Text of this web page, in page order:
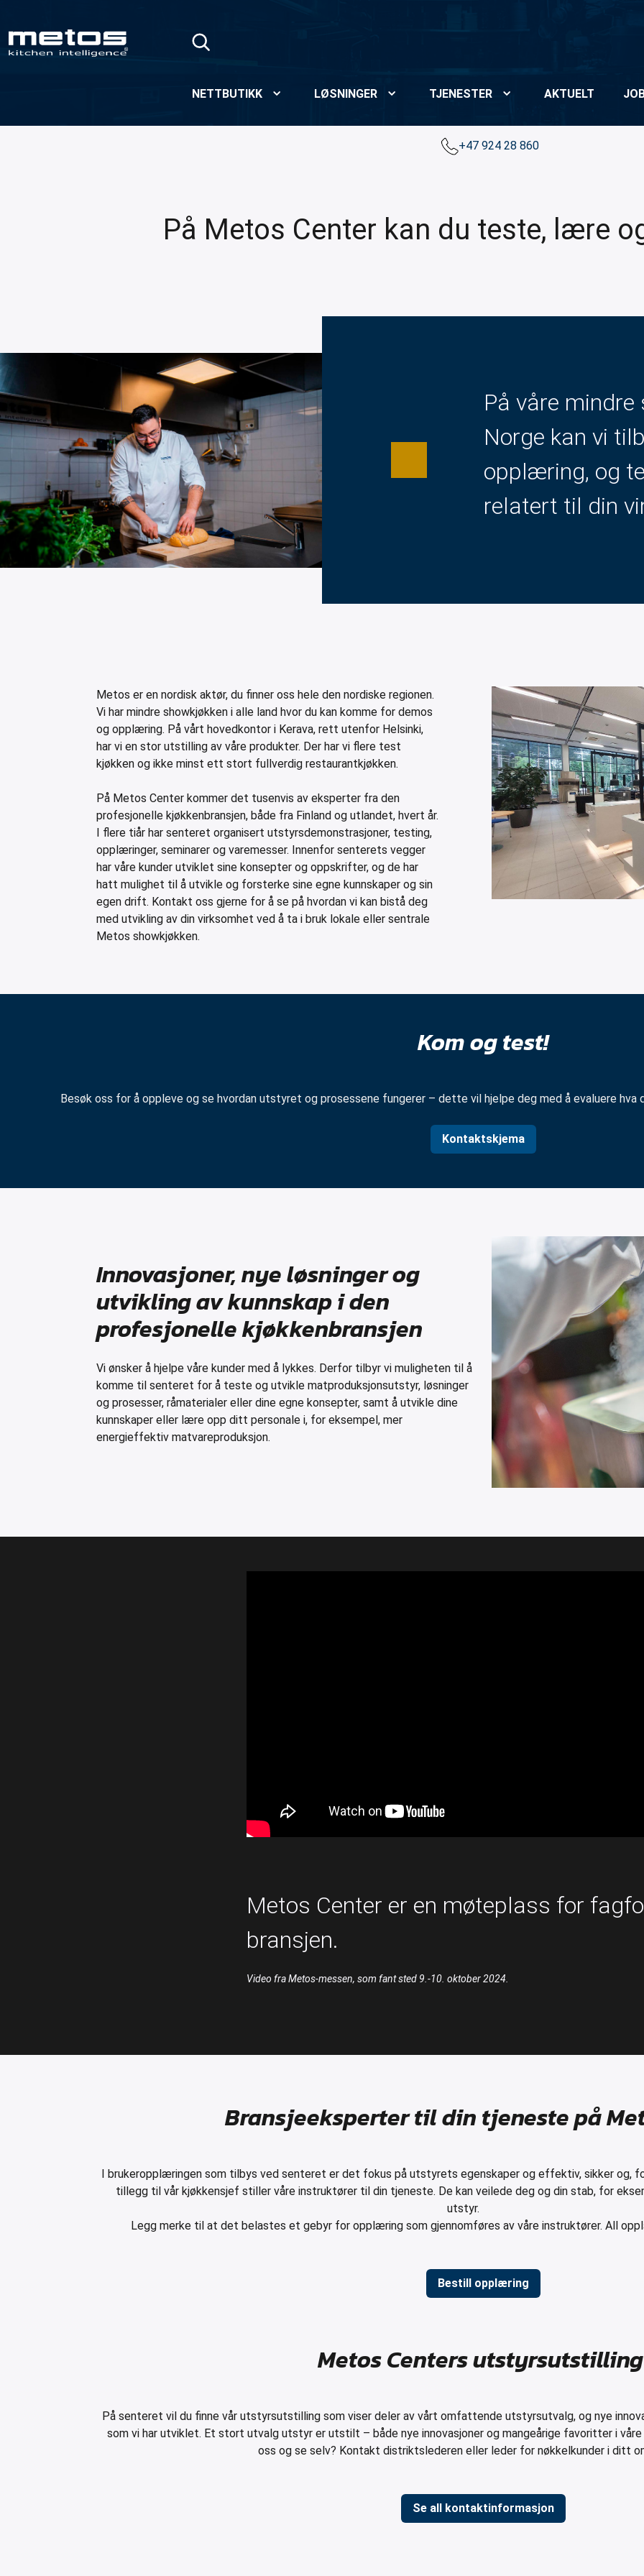
NETTBUTIKK LØSNINGER TJENESTER AKTUELT
+47 924 28 860
På Metos Center kan du teste, lære
På våre mindre
Norge kan vi
opplæring, og
relatert til din
Metos er en nordisk aktør, du finner oss hele den nordiske regionen.
Vi har mindre showkjøkken i alle land hvor du kan komme for demos
og opplæring. På vårt hovedkontor i Kerava, rett utenfor Helsinki,
har vi en stor utstilling av våre produkter. Der har vi flere test
kjøkken og ikke minst ett stort fullverdig restaurantkjøkken.
På Metos Center kommer det tusenvis av eksperter fra den
profesjonelle kjøkkenbransjen, både fra Finland og utlandet, hvert år.
I flere tiår har senteret organisert utstyrsdemonstrasjoner, testing,
opplæringer, seminarer og varemesser. Innenfor senterets vegger
har våre kunder utviklet sine konsepter og oppskrifter, og de har
hatt mulighet til å utvikle og forsterke sine egne kunnskaper og sin
egen drift. Kontakt oss gjerne for å se på hvordan vi kan bistå deg
med utvikling av din virksomhet ved å ta i bruk lokale eller sentrale
Metos showkjøkken.
Kom og test!
Besøk oss for å oppleve og se hvordan utstyret og prosessene fungerer – dette vil hjelpe deg med å evaluere
Kontaktskjema
Innovasjoner, nye løsninger og
utvikling av kunnskap i den
profesjonelle kjøkkenbransjen
Vi ønsker å hjelpe våre kunder med å lykkes. Derfor tilbyr vi muligheten til å
komme til senteret for å teste og utvikle matproduksjonsutstyr, løsninger
og prosesser, råmaterialer eller dine egne konsepter, samt å utvikle dine
kunnskaper eller lære opp ditt personale i, for eksempel, mer
energieffektiv matvareproduksjon.
Metos Center er en møteplass for
bransjen.
Video fra Metos-messen, som fant sted 9.-10. oktober 2024.
Bransjeeksperter til din tjeneste på
I brukeropplæringen som tilbys ved senteret er det fokus på utstyrets egenskaper og effektiv, sikker og,
tillegg til vår kjøkkensjef stiller våre instruktører til din tjeneste. De kan veilede deg og din stab, for
utstyr.
Legg merke til at det belastes et gebyr for opplæring som gjennomføres av våre instruktører. All
Bestill opplæring
Metos Centers
På senteret vil du finne vår utstyrsutstilling som viser deler av vårt omfattende utstyrsutvalg, og nye
som vi har utviklet. Et stort utvalg utstyr er utstilt – både nye innovasjoner og mangeårige favoritter i
oss og se selv? Kontakt distriktslederen eller leder for nøkkelkunder i ditt
Se all kontaktinformasjon